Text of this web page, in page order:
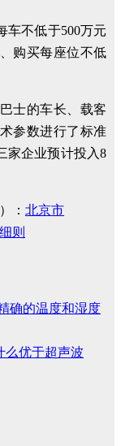
车不低于500万元
购买每座位不低
士的车长、载客
参数进行了标准
家企业预计投入8
： 北京市
则
确的温度和湿度
么优于超声波